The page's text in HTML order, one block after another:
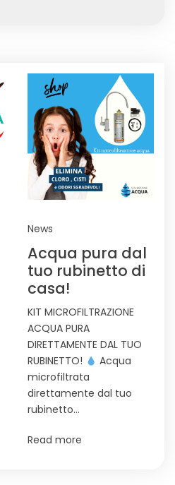
News
Acqua pura dal
tuo rubinetto di
casa!
KIT MICROFILTRAZIONE
ACQUA PURA
DIRETTAMENTE DAL TUO
RUBINETTO!
Acqua
microfiltrata
direttamente dal tuo
rubinetto…
Read more